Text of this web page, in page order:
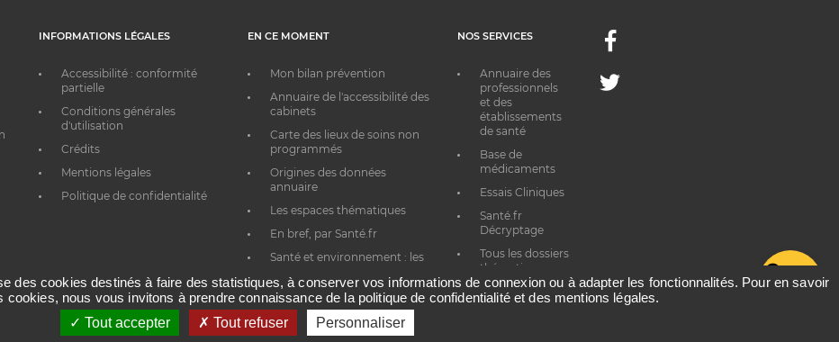
INFORMATIONS LÉGALES
Accessibilité : conformité
partielle
Conditions générales
d'utilisation
Crédits
Mentions légales
Politique de confidentialité
EN CE MOMENT
Mon bilan prévention
Annuaire de l'accessibilité des
cabinets
Carte des lieux de soins non
programmés
Origines des données
annuaire
Les espaces thématiques
En bref, par Santé.fr
Santé et environnement : les
NOS SERVICES
Annuaire des
professionnels
et des
établissements
de santé
Base de
médicaments
Essais Cliniques
Santé.fr
Décryptage
Tous les dossiers
thématiques
Facebook
Twitter
des cookies destinés à faire des statistiques, à conserver vos informations de connexion ou à adapter les fonctionnalités. Pour en savoir
cookies, nous vous invitons à prendre connaissance de la politique de confidentialité et des mentions légales.
Tout accepter
Tout refuser Personnaliser